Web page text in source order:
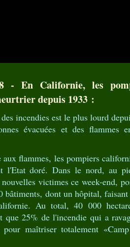
- En Californie, les
depuis 1933 :
incendies est le plus lourd
évacuées et des flammes
flammes, les pompiers
l'Etat doré. Dans le nord, au
victimes ce week-end,
bâtiments, dont un hôpital,
Au total, 40 000
que 25% de l'incendie qui a
pour maîtriser totalement